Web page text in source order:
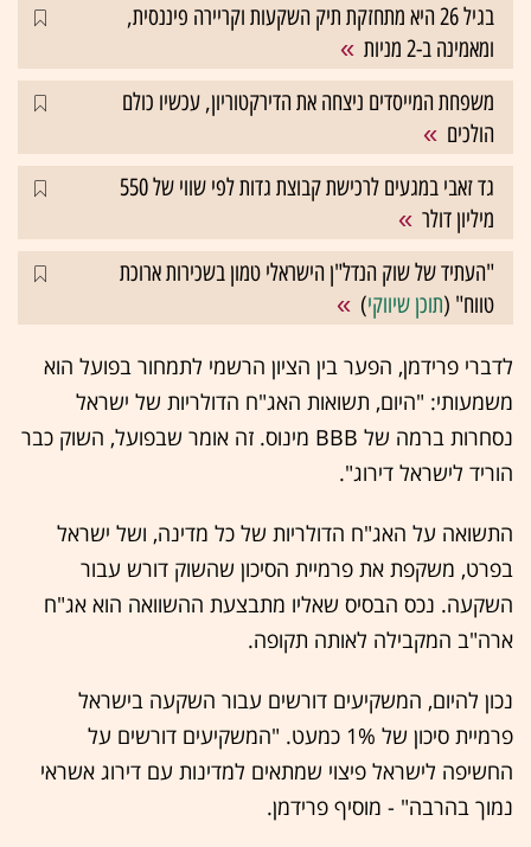
בגיל 26 היא מתחזקת תיק השקעות וקריירה פיננסית,
ומאמינה ב-2 מניות
משפחת המייסדים ניצחה את הדירקטוריון, עכשיו כולם
הולכים
גד זאבי במגעים לרכישת קבוצת גדות לפי שווי של 550
מיליון דולר
"העתיד של שוק הנדל"ן הישראלי טמון בשכירות ארוכת
טווח" (תוכן שיווקי)
לדברי פרידמן, הפער בין הציון הרשמי לתמחור בפועל הוא
משמעותי: "היום, תשואות האג"ח הדולריות של ישראל
נסחרות ברמה של BBB מינוס. זה אומר שבפועל, השוק כבר
הוריד לישראל דירוג".
התשואה על האג"ח הדולריות של כל מדינה, ושל ישראל
בפרט, משקפת את פרמיית הסיכון שהשוק דורש עבור
השקעה. נכס הבסיס שאליו מתבצעת ההשוואה הוא אג"ח
ארה"ב המקבילה לאותה תקופה.
נכון להיום, המשקיעים דורשים עבור השקעה בישראל
פרמיית סיכון של 1% כמעט. "המשקיעים דורשים על
החשיפה לישראל פיצוי שמתאים למדינות עם דירוג אשראי
נמוך בהרבה" - מוסיף פרידמן.